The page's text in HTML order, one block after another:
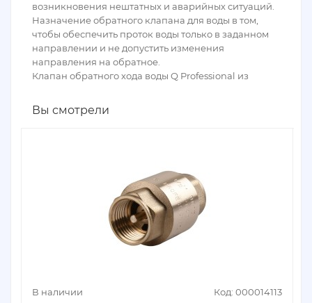
возникновения нештатных и аварийных ситуаций.
Назначение обратного клапана для воды в том,
чтобы обеспечить проток воды только в заданном
направлении и не допустить изменения
направления на обратное.
Клапан обратного хода воды Q Professional из
Вы смотрели
В наличии Код: 000014113